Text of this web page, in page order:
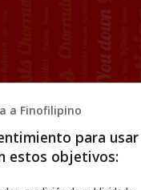
la
a Finofilipino
para usar
estos objetivos: